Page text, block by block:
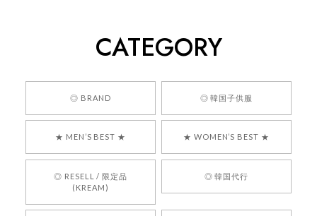
くっそかわいいし、ショップの問い合わせも返事がはやくて
嬉しいレビューをありがとうございます！ 商品を
気に入っていただけたようで、大変嬉しく思いま
言葉をいただきありがとうございます。安心して
お買い物いただけたとのこと、何より嬉しいで
す。 これからも迅速かつ丁寧な対応を心がけ、安
心してご利用いただけるショップを目指してまい
ります。 また気になる商品がございましたら、ぜ
CATEGORY
◎ BRAND ◎ 韓国子供服
★ MEN’S BEST ★ ★ WOMEN’S BEST ★
◎ RESELL / 限定品
(KREAM)
◎ 韓国代行